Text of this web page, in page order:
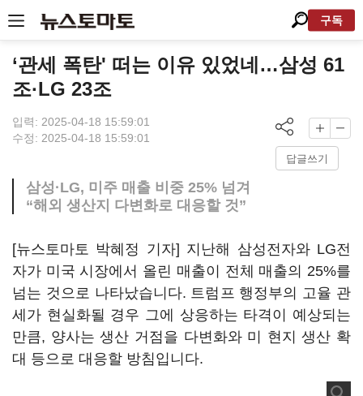
구독
‘관세 폭탄' 떠는 이유 있었네…삼성 61
조·LG 23조
입력: 2025-04-18 15:59:01
수정: 2025-04-18 15:59:01
답글쓰기
삼성·LG, 미주 매출 비중 25% 넘겨
“해외 생산지 다변화로 대응할 것”
[뉴스토마토 박혜정 기자] 지난해 삼성전자와 LG전
자가 미국 시장에서 올린 매출이 전체 매출의 25%를
넘는 것으로 나타났습니다. 트럼프 행정부의 고율 관
세가 현실화될 경우 그에 상응하는 타격이 예상되는
만큼, 양사는 생산 거점을 다변화와 미 현지 생산 확
대 등으로 대응할 방침입니다.